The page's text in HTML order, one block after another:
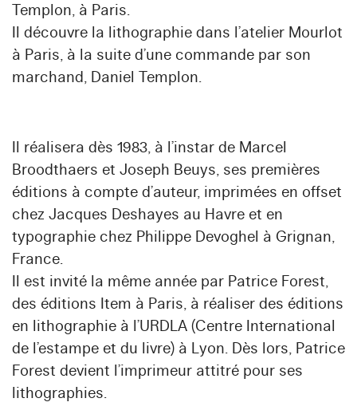
Templon, à Paris.
Il découvre la lithographie dans l’atelier Mourlot
à Paris, à la suite d’une commande par son
marchand, Daniel Templon.
Il réalisera dès 1983, à l’instar de Marcel
Broodthaers et Joseph Beuys, ses premières
éditions à compte d’auteur, imprimées en offset
chez Jacques Deshayes au Havre et en
typographie chez Philippe Devoghel à Grignan,
France.
Il est invité la même année par Patrice Forest,
des éditions Item à Paris, à réaliser des éditions
en lithographie à l’URDLA (Centre International
de l’estampe et du livre) à Lyon. Dès lors, Patrice
Forest devient l’imprimeur attitré pour ses
lithographies.